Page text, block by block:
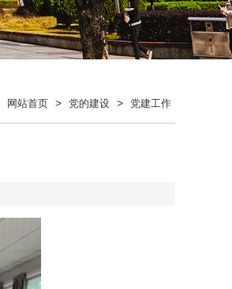
网站首页 > 党的建设 > 党建工作